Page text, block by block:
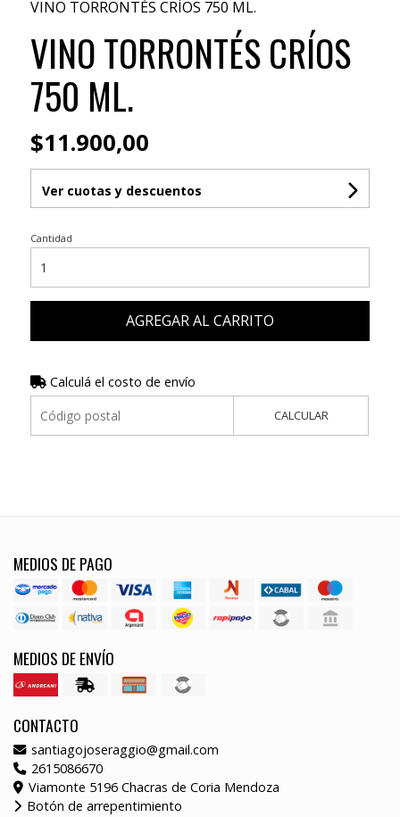
VINO TORRONTÉS CRÍOS 750 ML.
VINO TORRONTÉS CRÍOS
750 ML.
$11.900,00
Ver cuotas y descuentos
Cantidad
AGREGAR AL CARRITO
Calculá el costo de envío
CALCULAR
MEDIOS DE PAGO
MEDIOS DE ENVÍO
CONTACTO
santiagojoseraggio@gmail.com
2615086670
Viamonte 5196 Chacras de Coria Mendoza
Botón de arrepentimiento